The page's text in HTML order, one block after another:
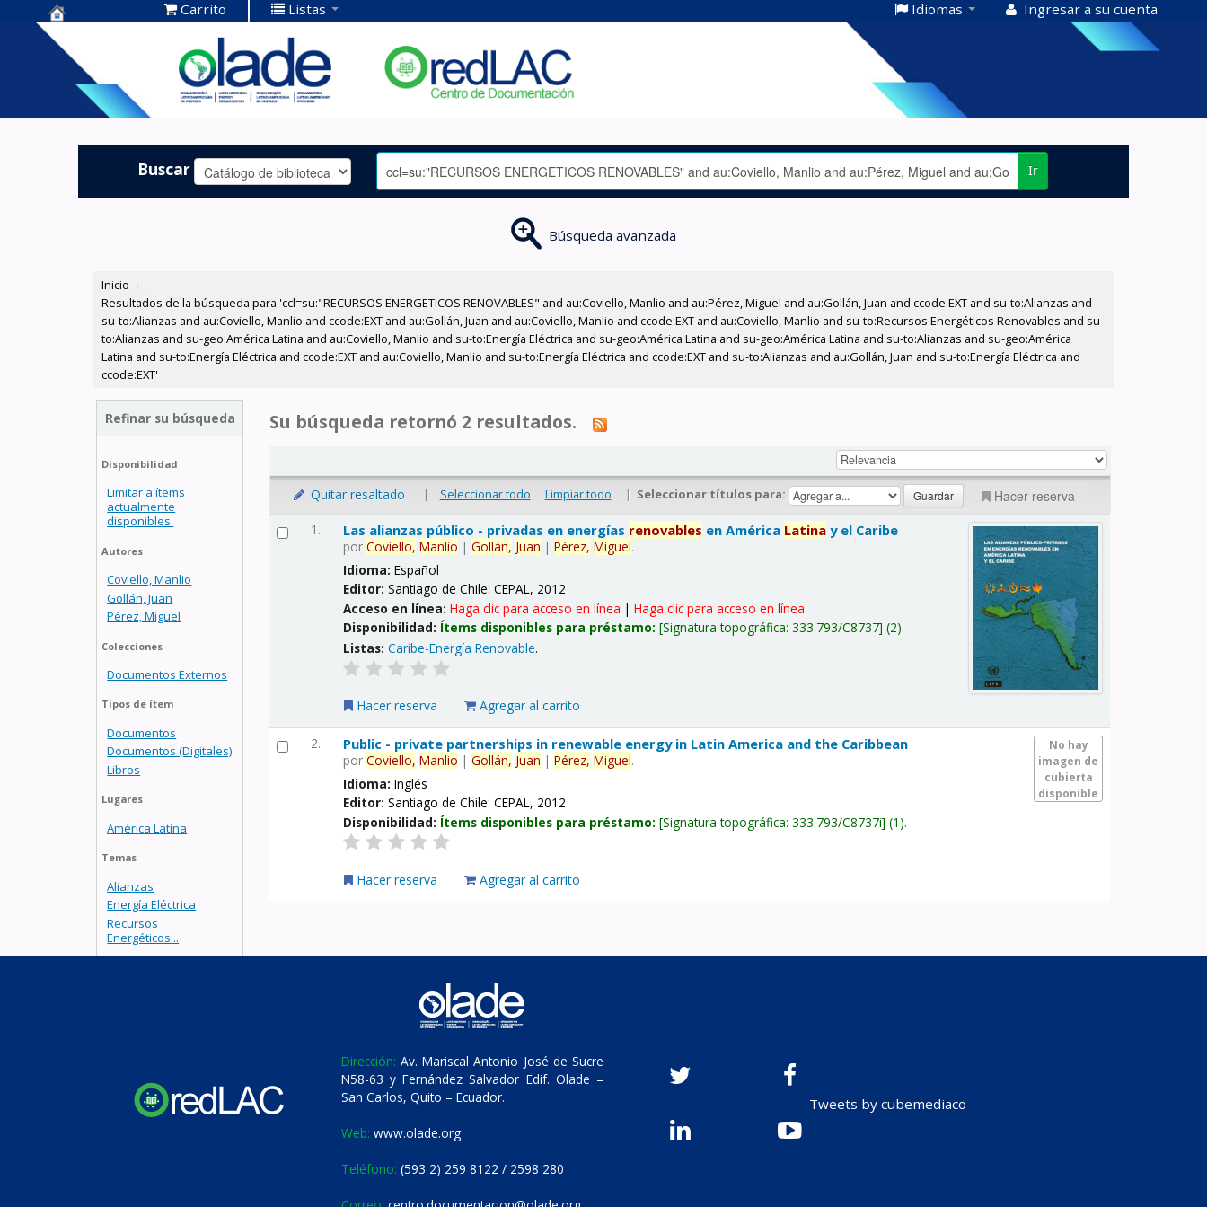
Centro de
Documentación
OLADE -
Carrito Listas Idiomas Ingresar a su cuenta
Buscar Ir
Búsqueda avanzada
Inicio ›
Resultados de la búsqueda para 'ccl=su:"RECURSOS ENERGETICOS RENOVABLES" and au:Coviello, Manlio and au:Pérez, Miguel and au:Gollán, Juan and ccode:EXT and su-to:Alianzas and
su-to:Alianzas and au:Coviello, Manlio and ccode:EXT and au:Gollán, Juan and au:Coviello, Manlio and ccode:EXT and au:Coviello, Manlio and su-to:Recursos Energéticos Renovables and su-
to:Alianzas and su-geo:América Latina and au:Coviello, Manlio and su-to:Energía Eléctrica and su-geo:América Latina and su-geo:América Latina and su-to:Alianzas and su-geo:América
Latina and su-to:Energía Eléctrica and ccode:EXT and au:Coviello, Manlio and su-to:Energía Eléctrica and ccode:EXT and su-to:Alianzas and au:Gollán, Juan and su-to:Energía Eléctrica and
ccode:EXT'
Refinar su búsqueda
Disponibilidad
Limitar a ítems
actualmente
disponibles.
Autores
Coviello, Manlio
Gollán, Juan
Pérez, Miguel
Colecciones
Documentos Externos
Tipos de ítem
Documentos
Documentos (Digitales)
Libros
Lugares
América Latina
Temas
Alianzas
Energía Eléctrica
Recursos
Energéticos...
Su búsqueda retornó 2 resultados.
Quitar resaltado | Seleccionar todo Limpiar todo | Seleccionar títulos para: Hacer reserva
1. Las alianzas público - privadas en energías renovables en América Latina y el Caribe
porCoviello, Manlio |Gollán, Juan |Pérez, Miguel.
Idioma:Español
Editor:Santiago de Chile: CEPAL, 2012
Acceso en línea:Haga clic para acceso en línea |Haga clic para acceso en línea
Disponibilidad: Ítems disponibles para préstamo: Signatura topográfica:333.793/C8737 (2).
Listas: Caribe-Energía Renovable.
Hacer reserva Agregar al carrito
2.
No hay
imagen de
cubierta
disponible
Public - private partnerships in renewable energy in Latin America and the Caribbean
porCoviello, Manlio |Gollán, Juan |Pérez, Miguel.
Idioma:Inglés
Editor:Santiago de Chile: CEPAL, 2012
Disponibilidad: Ítems disponibles para préstamo: Signatura topográfica:333.793/C8737i (1).
Hacer reserva Agregar al carrito
Dirección: Av. Mariscal Antonio José de Sucre
N58-63 y Fernández Salvador Edif. Olade –
San Carlos, Quito – Ecuador.
Web: www.olade.org
Teléfono: (593 2) 259 8122 / 2598 280
Tweets by cubemediaco